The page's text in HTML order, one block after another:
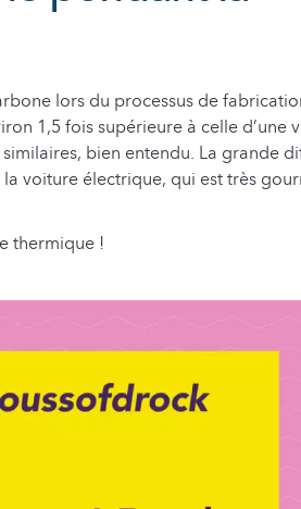
lors du processus de
1,5 fois supérieure à celle d’une
bien entendu. La grande
voiture électrique, qui est très
thermique !